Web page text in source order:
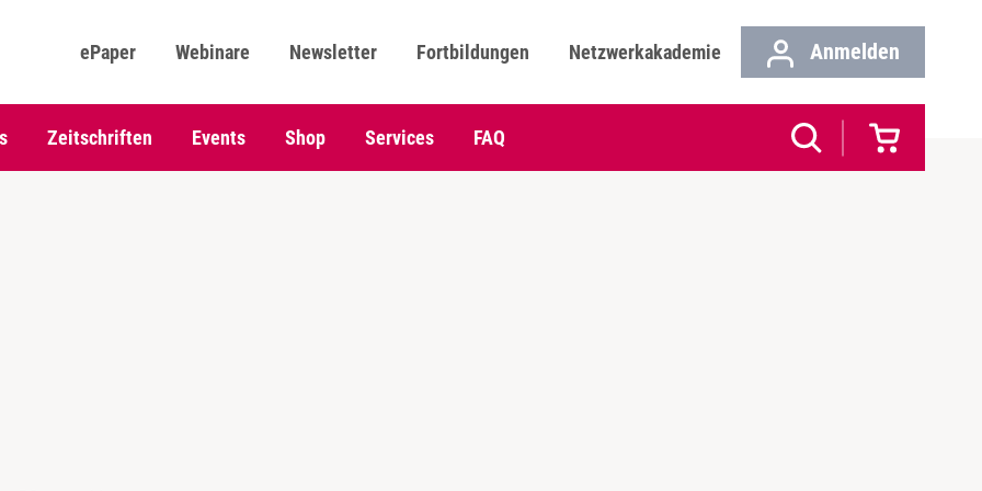
ePaper Webinare Newsletter Fortbildungen Netzwerkakademie Anmelden
Zeitschriften Events Shop Services FAQ